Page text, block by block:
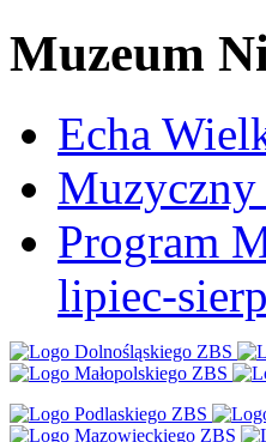
Muzeum
Echa
Muzyczny
Program
lipiec-